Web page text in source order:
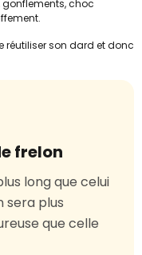
choc
réutiliser son dard et donc
frelon
long que celui
sera plus
que celle